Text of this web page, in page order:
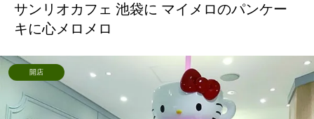
サンリオカフェ 池袋に マイメロのパンケー
キに心メロメロ
開店